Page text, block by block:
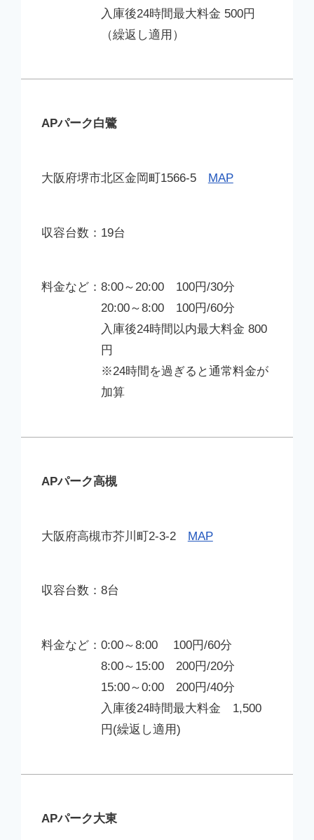
入庫後24時間最大料金 500円
（繰返し適用）
APパーク白鷺
大阪府堺市北区金岡町1566-5 MAP
19台
8:00～20:00 100円/30分
20:00～8:00 100円/60分
入庫後24時間以内最大料金 800
円
※24時間を過ぎると通常料金が
加算
APパーク高槻
大阪府高槻市芥川町2-3-2 MAP
8台
0:00～8:00 100円/60分
8:00～15:00 200円/20分
15:00～0:00 200円/40分
入庫後24時間最大料金 1,500
円(繰返し適用)
APパーク大東